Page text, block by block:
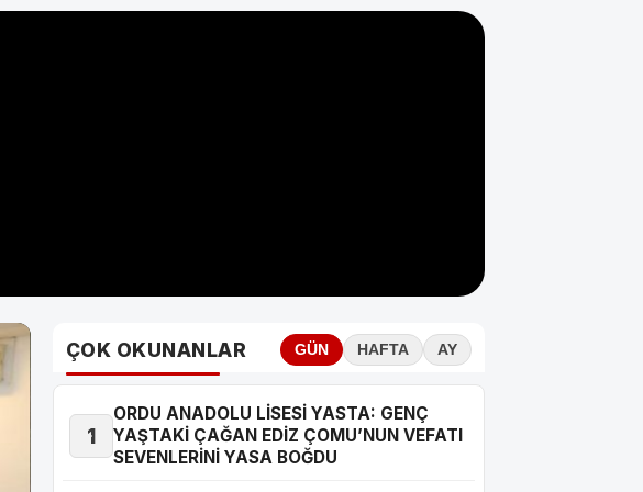
ÇOK OKUNANLAR GÜN HAFTA AY
1
ORDU ANADOLU LİSESİ YASTA: GENÇ
YAŞTAKİ ÇAĞAN EDİZ ÇOMU’NUN VEFATI
SEVENLERİNİ YASA BOĞDU